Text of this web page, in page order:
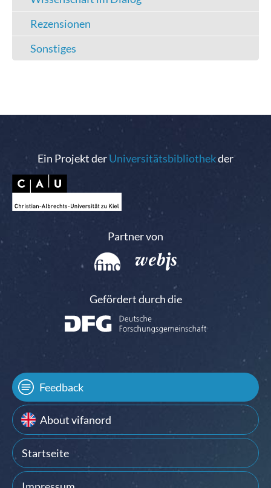
Rezensionen
Sonstiges
Ein Projekt derUniversitätsbibliothekder
Partner von
Gefördert durch die
Feedback
About vifanord
Startseite